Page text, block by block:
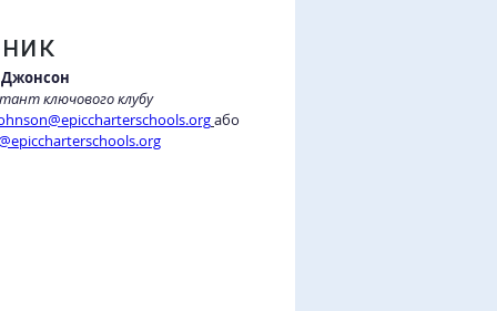
Джонсон
ключового клубу
або